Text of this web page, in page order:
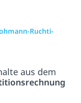
Ruchti-
aus dem